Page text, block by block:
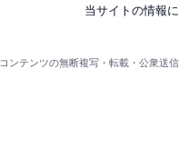
当サイトの情報
テンツの無断複写・転載・公衆送信